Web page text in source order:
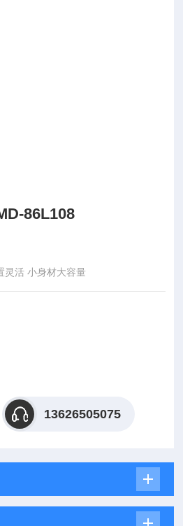
86L108
灵活 小身材大容量
13626505075